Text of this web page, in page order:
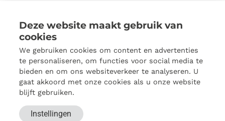
Jesse
   
23 maart 2022
Keldervergunning.nl heeft bouwtekeningen en een
constructie berekening gemaakt. Ik ben erg
over het geleverde werk.
Deze website maakt gebruik van
cookies
We gebruiken cookies om content en advertenties
te personaliseren, om functies voor social media te
bieden en om ons websiteverkeer te analyseren. U
gaat akkoord met onze cookies als u onze website
blijft gebruiken.
Instellingen